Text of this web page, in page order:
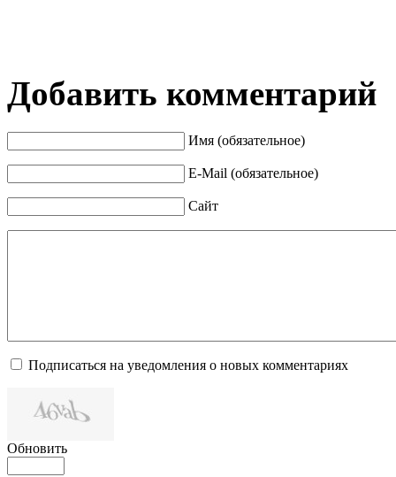
Добавить комментарий
Имя (обязательное)
E-Mail (обязательное)
Сайт
Подписаться на уведомления о новых комментариях
Обновить